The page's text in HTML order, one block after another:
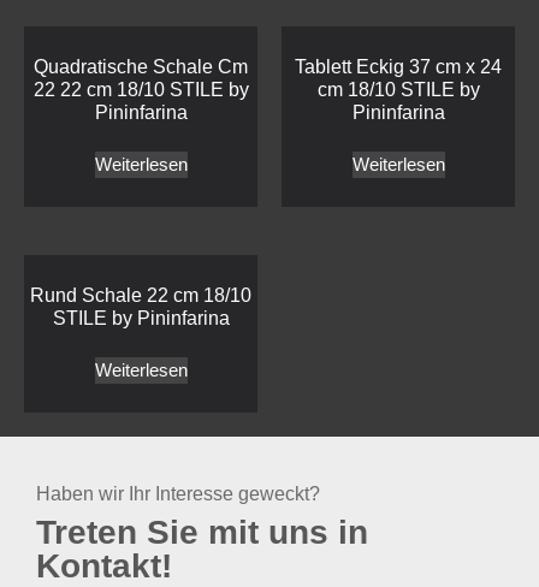
Quadratische Schale Cm
22 22 cm 18/10 STILE by
Pininfarina
Weiterlesen
Tablett Eckig 37 cm x 24
cm 18/10 STILE by
Pininfarina
Weiterlesen
Rund Schale 22 cm 18/10
STILE by Pininfarina
Weiterlesen
Haben wir Ihr Interesse geweckt?
Treten Sie mit uns in
Kontakt!